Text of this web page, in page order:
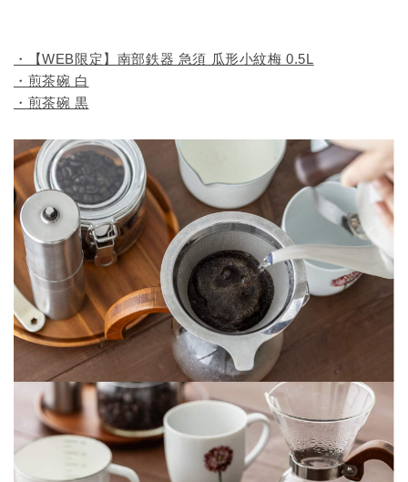
・【WEB限定】南部鉄器 急須 瓜形小紋梅 0.5L
・煎茶碗 白
・煎茶碗 黒